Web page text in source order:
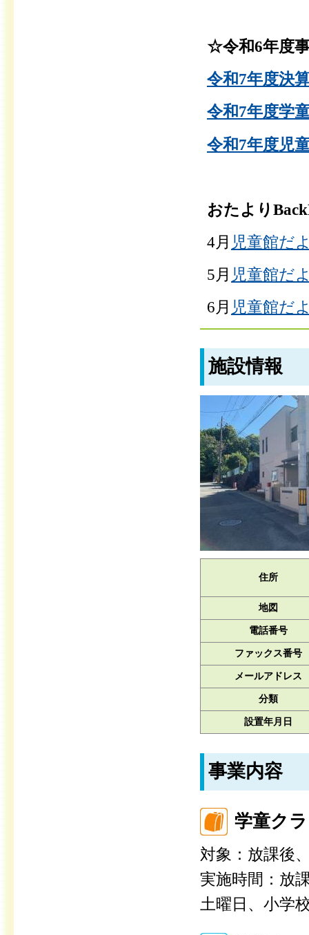
☆令和6年度
令和7年度決
令和7年度学
令和7年度児
おたより
4月 児童館だ
5月 児童館だ
6月 児童館だ
施設情報
住所
地図
電話番号
ファックス番号
メールアドレス
分類
設置年月日
事業内容
学童ク
対象：放課後
実施時間：放
土曜日、小学